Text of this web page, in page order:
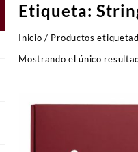
Etiqueta:
Inicio / Productos
Mostrando el único